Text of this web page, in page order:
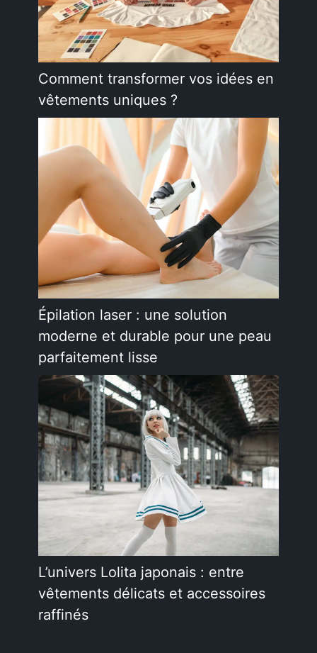
Comment transformer vos idées en
vêtements uniques ?
Épilation laser : une solution
moderne et durable pour une peau
parfaitement lisse
L’univers Lolita japonais : entre
vêtements délicats et accessoires
raffinés